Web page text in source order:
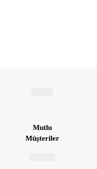
Mutlu
Müşteriler